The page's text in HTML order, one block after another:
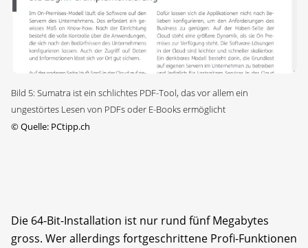
Bild 5: Sumatra ist ein schlichtes PDF-Tool, das vor allem ein
ungestörtes Lesen von PDFs oder E-Books ermöglicht
©Quelle: PCtipp.ch
Die 64-Bit-Installation ist nur rund fünf Megabytes
gross. Wer allerdings fortgeschrittene Profi-Funktionen